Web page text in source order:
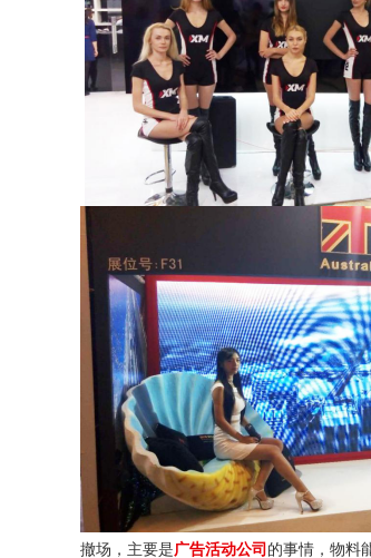
撤场，主要是广告活动公司 的事情，物料